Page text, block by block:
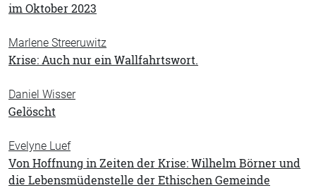
im Oktober 2023
Marlene Streeruwitz
Krise: Auch nur ein Wallfahrtswort.
Daniel Wisser
Gelöscht
Evelyne Luef
Von Hoffnung in Zeiten der Krise: Wilhelm Börner und
die Lebensmüdenstelle der Ethischen Gemeinde